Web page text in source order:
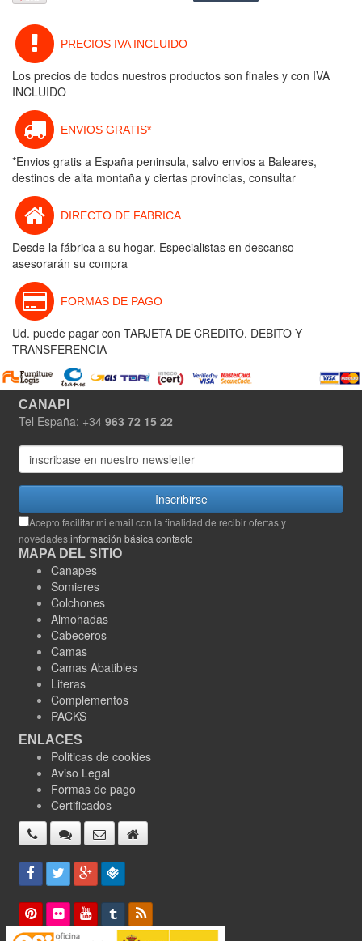
PRECIOS IVA INCLUIDO
Los precios de todos nuestros productos son finales y con IVA
INCLUIDO
ENVIOS GRATIS*
*Envios gratis a España peninsula, salvo envios a Baleares,
destinos de alta montaña y ciertas provincias, consultar
DIRECTO DE FABRICA
Desde la fábrica a su hogar. Especialistas en descanso
asesorarán su compra
FORMAS DE PAGO
Ud. puede pagar con TARJETA DE CREDITO, DEBITO Y
TRANSFERENCIA
CANAPI
Tel España: +34 963 72 15 22
Inscribirse
Acepto facilitar mi email con la finalidad de recibir ofertas y
novedades.información básica contacto
MAPA DEL SITIO
Canapes
Somieres
Colchones
Almohadas
Cabeceros
Camas
Camas Abatibles
Literas
Complementos
PACKS
ENLACES
Politicas de cookies
Aviso Legal
Formas de pago
Certificados